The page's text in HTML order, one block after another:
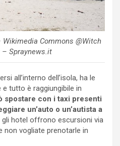
Commons @Witch
Spraynews.it
all’interno dell’isola, ha le
tutto è raggiungibile in
spostare con i taxi presenti
un’auto o un’autista a
gli hotel offrono escursioni via
non vogliate prenotarle in